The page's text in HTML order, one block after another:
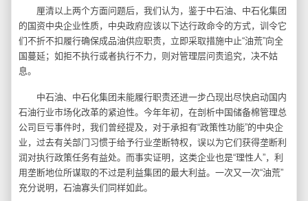
厘清以上两个方面问题后，我们认为，鉴于中石油、中石化集团
的国资中央企业性质，中央政府应该以下达行政命令的方式，训令它
们不折不扣履行确保成品油供应职责，立即采取措施中止“油荒”向全
国蔓延；如拒不执行或者执行不力，则对管理层问责追究，决不姑
息。
中石油、中石化集团未能履行职责还进一步凸现出尽快启动国内
石油行业市场化改革的紧迫性。今年年初，在剖析中国储备棉管理总
公司巨亏事件时，我们曾经提及，对于承担有“政策性功能”的中央企
业，过去有关部门习惯于给予行业垄断特权，误以为它们获得垄断利
润对执行政策任务有益处。而事实证明，这类企业也是“理性人”，利
用垄断地位所谋取的不过是利益集团的最大利益。一次又一次“油荒”
充分说明，石油寡头们同样如此。